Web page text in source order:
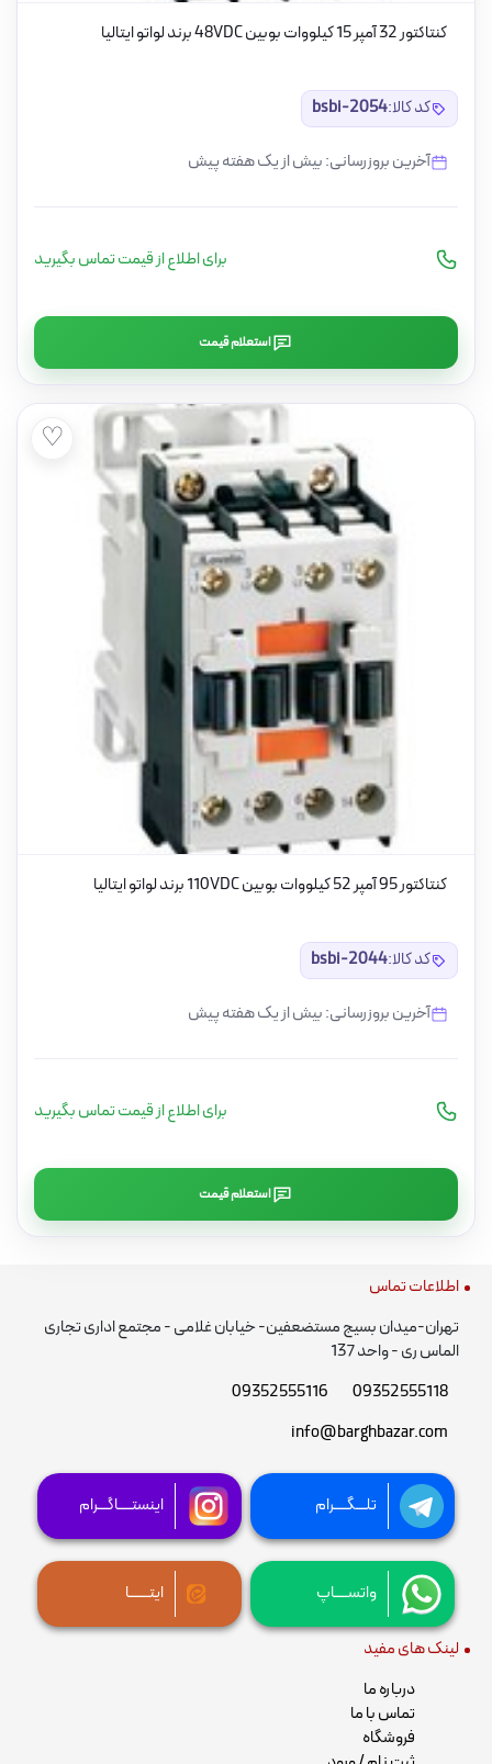
کنتاکتور 32 آمپر 15 کیلووات بوبین 48VDC برند لواتو ایتالیا
کد کالا:bsbi-2054
آخرین بروزرسانی: بیش از یک هفته پیش
برای اطلاع از قیمت تماس بگیرید
استعلام قیمت
♡
کنتاکتور 95 آمپر 52 کیلووات بوبین 110VDC برند لواتو ایتالیا
کد کالا:bsbi-2044
آخرین بروزرسانی: بیش از یک هفته پیش
برای اطلاع از قیمت تماس بگیرید
استعلام قیمت
اطلاعات تماس
تهران-میدان بسیج مستضعفین- خیابان غلامی - مجتمع اداری تجاری
الماس ری - واحد 137
09352555118
09352555116
info@barghbazar.com
تلـــگــــرام اینستــــاگـــرام
واتســــاپ ایتــــــا
لینک های مفید
درباره ما
تماس با ما
فروشگاه